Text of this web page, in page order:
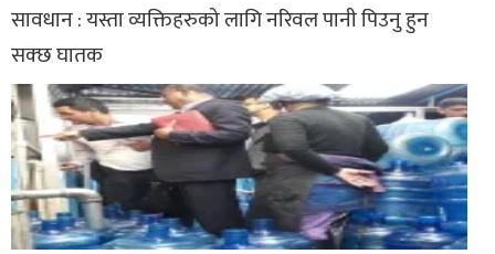
सावधान : यस्ता व्यक्तिहरुको लागि नरिवल पानी पिउनु हुन
सक्छ घातक